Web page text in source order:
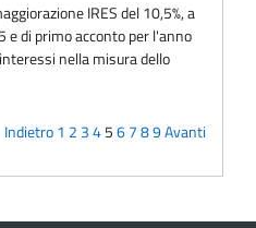
IRES del 10,5%, a
e di primo acconto per l'anno
nella misura dello
Indietro1 2 3456789Avanti